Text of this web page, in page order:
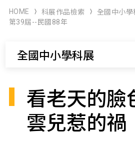
科學研習月刊
HOME 科展作品檢索
全國中小學
第39屆--民國88年
全國中小學科展
看老天的
雲兒惹的禍